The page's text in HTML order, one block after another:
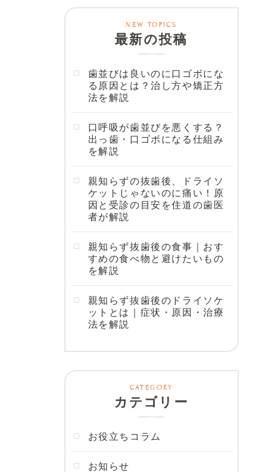
最新の投稿
歯並びは良いのに口ゴボにな
る原因とは？治し方や矯正方
法を解説
口呼吸が歯並びを悪くする？
出っ歯・口ゴボになる仕組み
を解説
親知らずの抜歯後、ドライソ
ケットじゃないのに痛い！原
因と受診の目安を住道の歯医
者が解説
親知らず抜歯後の食事｜おす
すめの食べ物と避けたいもの
を解説
親知らず抜歯後のドライソケ
ットとは｜症状・原因・治療
法を解説
カテゴリー
お役立ちコラム
お知らせ